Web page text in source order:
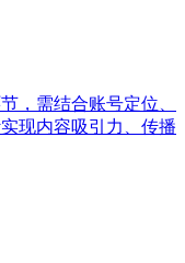
，需结合账号定位、
现内容吸引力、传播